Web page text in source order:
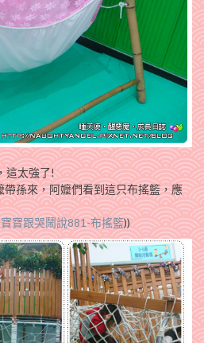
這太強了!
孫來，阿嬤們看到這只布搖籃，應
寶跟哭鬧說881-布搖籃))